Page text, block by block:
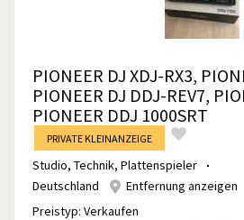
PIONEER DJ XDJ-RX3,
PIONEER DJ DDJ-REV7,
PIONEER DDJ 1000SRT
PRIVATE KLEINANZEIGE
Studio, Technik, Plattenspieler
Deutschland
Entfernung anzeigen
Preistyp: Verkaufen